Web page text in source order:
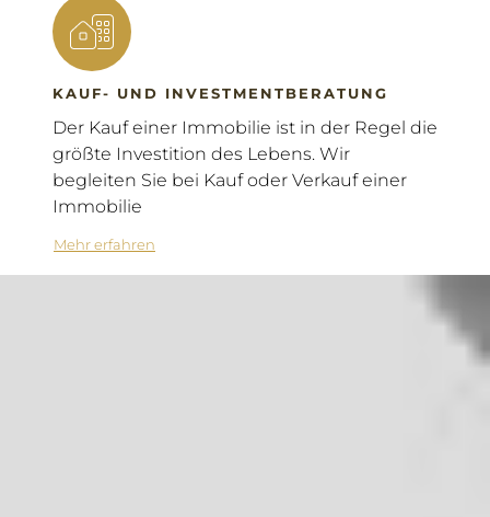
KAUF- UND INVESTMENTBERATUNG
Der Kauf einer Immobilie ist in der Regel die
größte Investition des Lebens. Wir
begleiten Sie bei Kauf oder Verkauf einer
Immobilie
Mehr erfahren